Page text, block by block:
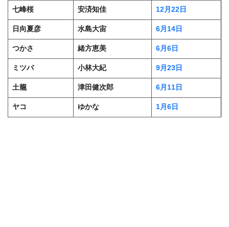
七峰桜 安済知佳 12月22日
日向夏彦 水島大宙 6月14日
つかさ 緒方恵美 6月6日
ミツバ 小林大紀 9月23日
土籠 津田健次郎 6月11日
ヤコ ゆかな 1月6日